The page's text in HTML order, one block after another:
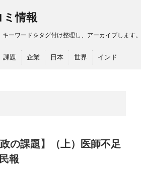
ミ情報
ーワードをタグ付け整理し、アーカイブします。
課題 企業 日本 世界 インド
の課題】（上）医師不足
報